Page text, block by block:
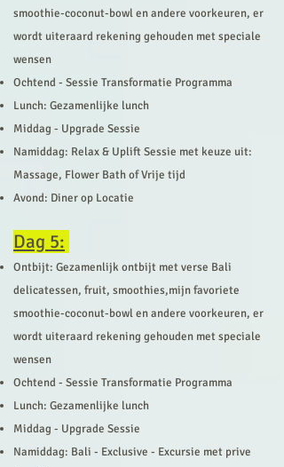
smoothie-coconut-bowl en andere voorkeuren, er
wordt uiteraard rekening gehouden met speciale
wensen
Ochtend - Sessie Transformatie Programma
Lunch: Gezamenlijke lunch
Middag - Upgrade Sessie
Namiddag: Relax & Uplift Sessie met keuze uit:
Massage, Flower Bath of Vrije tijd
Avond: Diner op Locatie
Dag 5:
Ontbijt: Gezamenlijk ontbijt met verse Bali
delicatessen, fruit, smoothies,mijn favoriete
smoothie-coconut-bowl en andere voorkeuren, er
wordt uiteraard rekening gehouden met speciale
wensen
Ochtend - Sessie Transformatie Programma
Lunch: Gezamenlijke lunch
Middag - Upgrade Sessie
Namiddag: Bali - Exclusive - Excursie met prive